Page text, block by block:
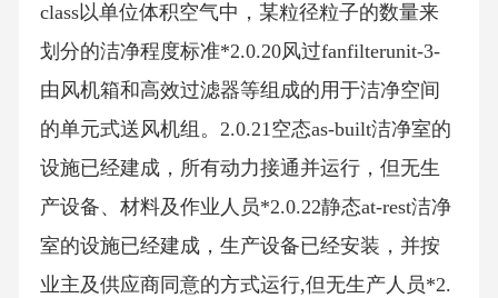
class以单位体积空气中，某粒径粒子的数量来
划分的洁净程度标准*2.0.20风过fanfilterunit-3-
由风机箱和高效过滤器等组成的用于洁净空间
的单元式送风机组。2.0.21空态as-built洁净室的
设施已经建成，所有动力接通并运行，但无生
产设备、材料及作业人员*2.0.22静态at-rest洁净
室的设施已经建成，生产设备已经安装，并按
业主及供应商同意的方式运行,但无生产人员*2.